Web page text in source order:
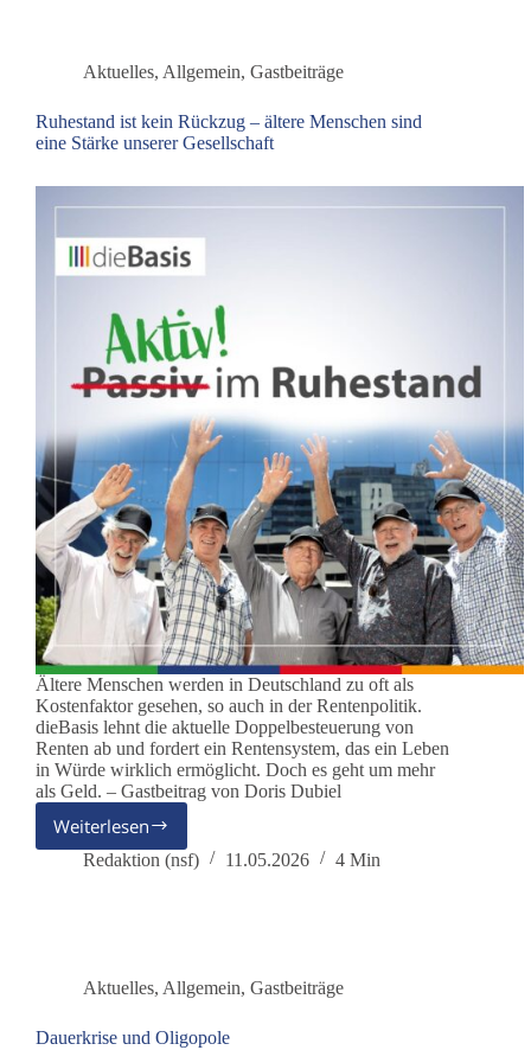
das
Kind“:
Die
Geschichte
einer
jahrelangen
Abwärtsspirale
Aktuelles, Allgemein, Gastbeiträge
Ruhestand ist kein Rückzug – ältere Menschen sind
eine Stärke unserer Gesellschaft
Ältere Menschen werden in Deutschland zu oft als
Kostenfaktor gesehen, so auch in der Rentenpolitik.
dieBasis lehnt die aktuelle Doppelbesteuerung von
Renten ab und fordert ein Rentensystem, das ein Leben
in Würde wirklich ermöglicht. Doch es geht um mehr
als Geld. – Gastbeitrag von Doris Dubiel
WeiterlesenRuhestand
ist
sind
eine
Stärke
unserer
Redaktion (nsf) 11.05.2026 4 Min
Aktuelles, Allgemein, Gastbeiträge
Dauerkrise und Oligopole